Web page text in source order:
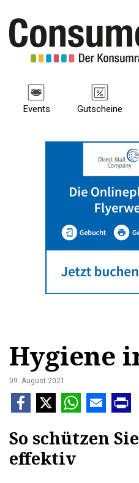
Events Gutscheine
Hygiene
09. August 2021
So schützen
effektiv